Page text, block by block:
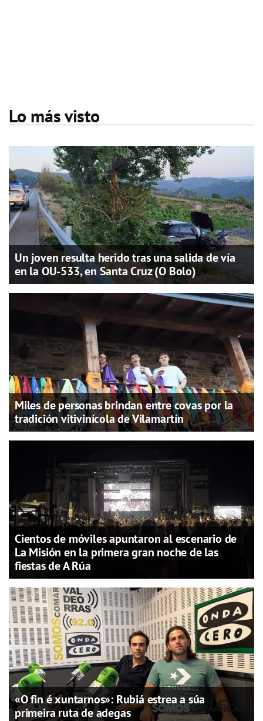
Lo más visto
Un joven resulta herido tras una salida de vía
en la OU-533, en Santa Cruz (O Bolo)
Miles de personas brindan entre covas por la
tradición vitivinícola de Vilamartín
Cientos de móviles apuntaron al escenario de
La Misión en la primera gran noche de las
fiestas de A Rúa
«O fin é xuntarnos»: Rubiá estrea a súa
primeira ruta de adegas